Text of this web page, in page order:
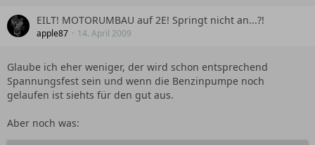
EILT! MOTORUMBAU auf 2E! Springt nicht an...?!
apple87 14. April 2009
Glaube ich eher weniger, der wird schon entsprechend
Spannungsfest sein und wenn die Benzinpumpe noch
gelaufen ist siehts für den gut aus.
Aber noch was: